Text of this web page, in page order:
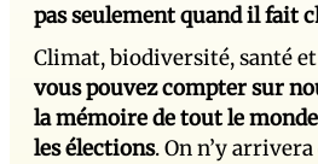
pas seulement quand il fait
Climat, biodiversité, santé
vous pouvez compter sur
la mémoire de tout le
les élections. On n’y arrivera